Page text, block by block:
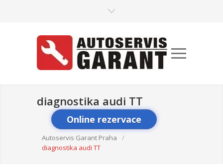
diagnostika audi TT
Online rezervace
Autoservis Garant Praha
/
diagnostika audi TT